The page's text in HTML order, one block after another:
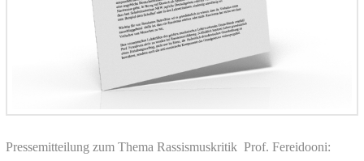
Pressemitteilung zum Thema Rassismuskritik Prof. Fereidooni: